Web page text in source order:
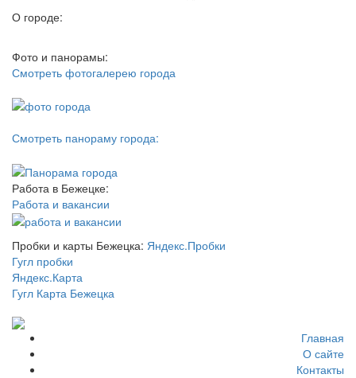
О городе:
Фото и панорамы:
Смотреть фотогалерею города
Смотреть панораму города:
Работа в Бежецке:
Работа и вакансии
Пробки и карты Бежецка: Яндекс.Пробки
Гугл пробки
Яндекс.Карта
Гугл Карта Бежецка
Главная
О сайте
Контакты